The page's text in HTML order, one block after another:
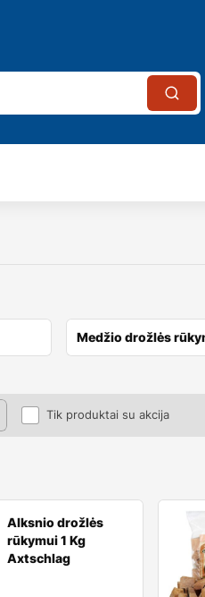
Medžio drožlės
Tik produktai su akcija
Alksnio drožlės
rūkymui 1 Kg
Axtschlag